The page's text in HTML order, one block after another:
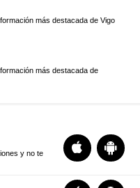
más destacada de Vigo
más destacada de
y no te